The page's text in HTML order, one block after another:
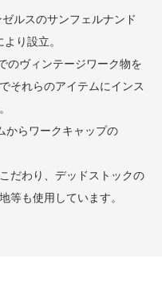
ルスのサンフェルナンド
り設立。
のヴィンテージワーク物を
それらのアイテムにインス
からワークキャップの
だわり、デッドストックの
等も使用しています。